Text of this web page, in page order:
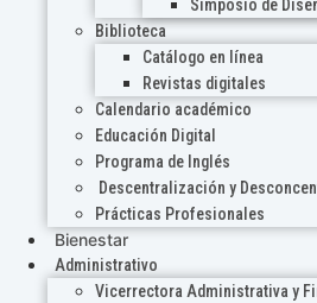
Simposio de
Biblioteca
Catálogo en línea
Revistas digitales
Calendario académico
Educación Digital
Programa de Inglés
Descentralización y
Prácticas Profesionales
Bienestar
Administrativo
Vicerrectora Administrativa y